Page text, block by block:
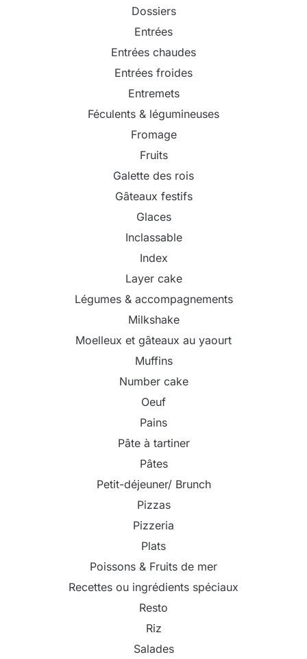
Dossiers
Entrées
Entrées chaudes
Entrées froides
Entremets
Féculents & légumineuses
Fromage
Fruits
Galette des rois
Gâteaux festifs
Glaces
Inclassable
Index
Layer cake
Légumes & accompagnements
Milkshake
Moelleux et gâteaux au yaourt
Muffins
Number cake
Oeuf
Pains
Pâte à tartiner
Pâtes
Petit-déjeuner/ Brunch
Pizzas
Pizzeria
Plats
Poissons & Fruits de mer
Recettes ou ingrédients spéciaux
Resto
Riz
Salades